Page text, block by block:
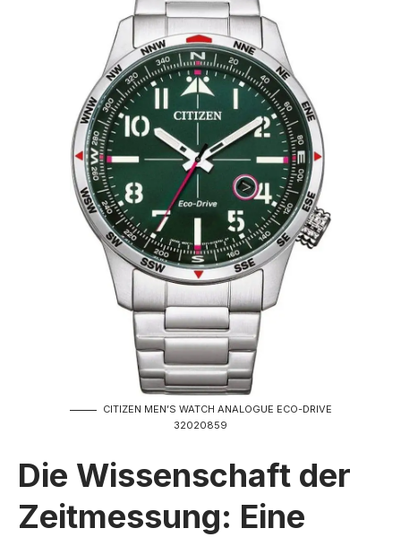
CITIZEN MEN’S WATCH ANALOGUE ECO-DRIVE
32020859
Die Wissenschaft der
Zeitmessung: Eine